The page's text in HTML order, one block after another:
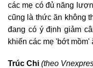
các mẹ có đủ năng
cũng là thức ăn không
đang có ý định giảm
khiến các mẹ 'bớt
Trúc Chi (theo